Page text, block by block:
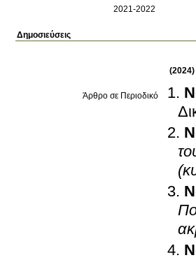
2021-2022
Δημοσιεύσεις
(2024)
Άρθρο σε Περιοδικό